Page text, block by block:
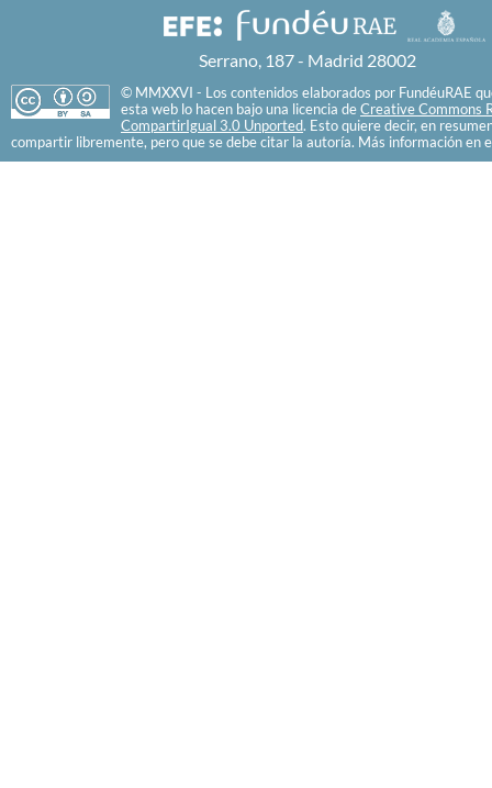
Serrano, 187 - Madrid 28002
© MMXXVI - Los contenidos elaborados por FundéuRAE
esta web lo hacen bajo una licencia de Creative Commons
CompartirIgual 3.0 Unported. Esto quiere decir, en
compartir libremente, pero que se debe citar la autoría. Más información en